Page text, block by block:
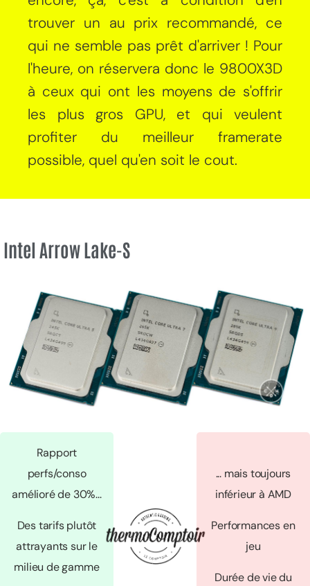
trouver un au prix recommandé, ce
qui ne semble pas prêt d'arriver ! Pour
l'heure, on réservera donc le 9800X3D
à ceux qui ont les moyens de s'offrir
les plus gros GPU, et qui veulent
profiter du meilleur framerate
possible, quel qu'en soit le cout.
Intel Arrow Lake-S
Rapport
perfs/conso
amélioré de 30%...
Des tarifs plutôt
attrayants sur le
milieu de gamme
... mais toujours
inférieur à AMD
Performances en
jeu
Durée de vie du